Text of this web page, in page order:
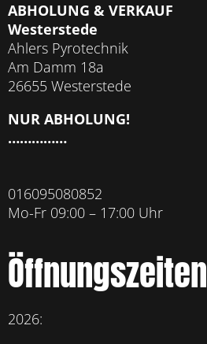
ABHOLUNG & VERKAUF
Westerstede
Ahlers Pyrotechnik
Am Damm 18a
26655 Westerstede
NUR ABHOLUNG!
……………
016095080852
Mo-Fr 09:00 – 17:00 Uhr
Öffnungszeiten
2026: